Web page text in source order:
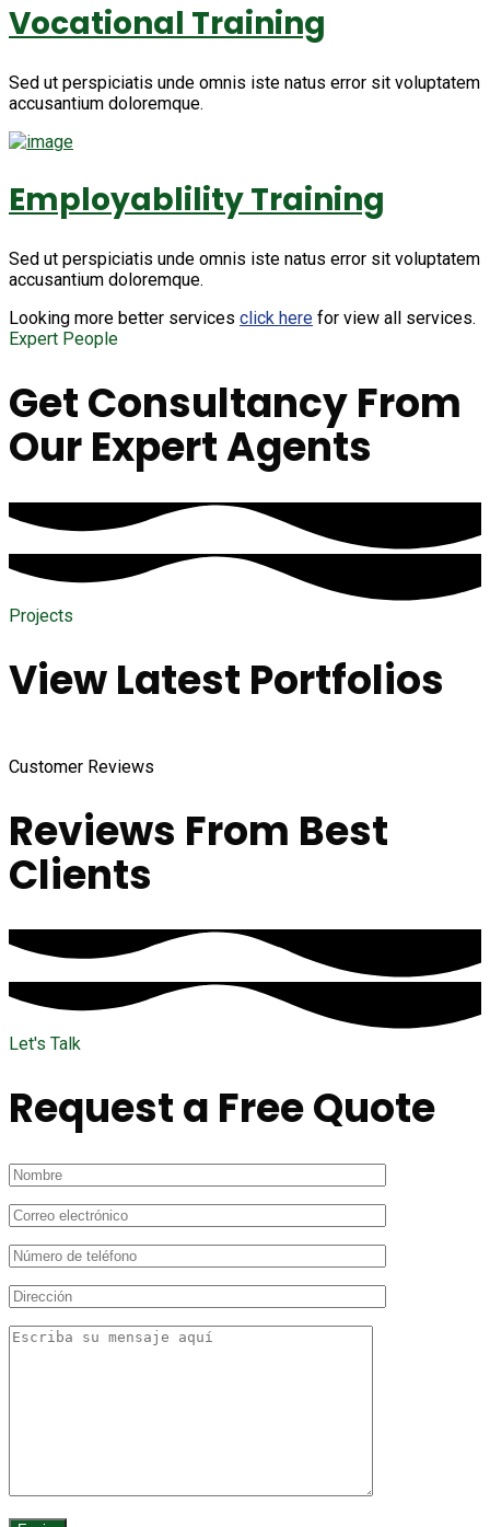
Vocational Training
Sed ut perspiciatis unde omnis iste natus error sit voluptatem
accusantium doloremque.
Employablility Training
Sed ut perspiciatis unde omnis iste natus error sit voluptatem
accusantium doloremque.
Looking more better services click here for view all services.
Expert People
Get Consultancy From
Our Expert Agents
Projects
View Latest Portfolios
Customer Reviews
Reviews From Best
Clients
Let's Talk
Request a Free Quote